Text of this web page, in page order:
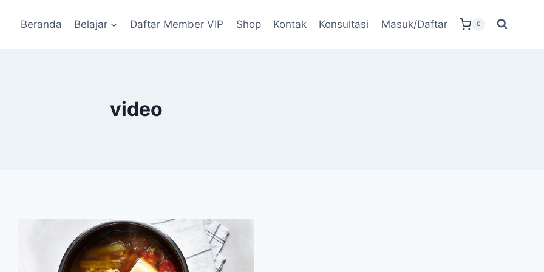
Beranda Belajar Daftar Member VIP Shop Kontak Konsultasi Masuk/Daftar 0
video